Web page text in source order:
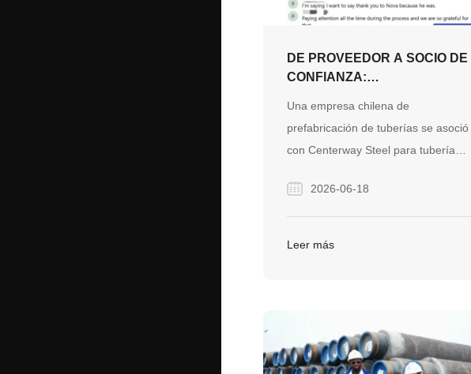
DE PROVEEDOR A SOCIO DE
CONFIANZA:
CONFIANZA EN TODOS LOS
CONTINENTES EN CHILE
Una empresa chilena de
prefabricación de tuberías se asoció
con Centerway Steel para tuberías,
A través de una comunicación
receptiva, un apoyo dedicado y un
seguimiento continuo, el proyecto se
2026-06-18
Leer más